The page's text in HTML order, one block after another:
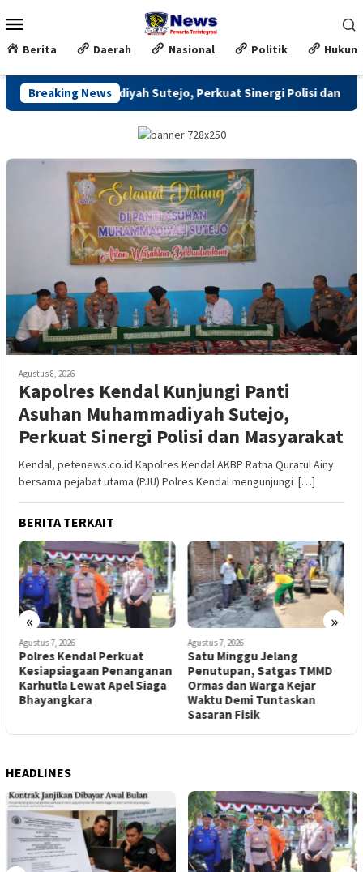
ke
kontenMobile
Berita Daerah Nasional Politik Hukum
Breaking News
Muhammadiyah Sutejo, Perkuat Sinergi Polisi dan
Agustus 8, 2026
Kapolres Kendal Kunjungi Panti
Asuhan Muhammadiyah Sutejo,
Perkuat Sinergi Polisi dan Masyarakat
Kendal, petenews.co.id Kapolres Kendal AKBP Ratna Quratul Ainy
bersama pejabat utama (PJU) Polres Kendal mengunjungi […]
BERITA TERKAIT
« »
Agustus 7, 2026
Polres Kendal Perkuat
Kesiapsiagaan Penanganan
Karhutla Lewat Apel Siaga
Bhayangkara
Agustus 7, 2026
Satu Minggu Jelang
Penutupan, Satgas TMMD
Ormas dan Warga Kejar
Waktu Demi Tuntaskan
Sasaran Fisik
HEADLINES